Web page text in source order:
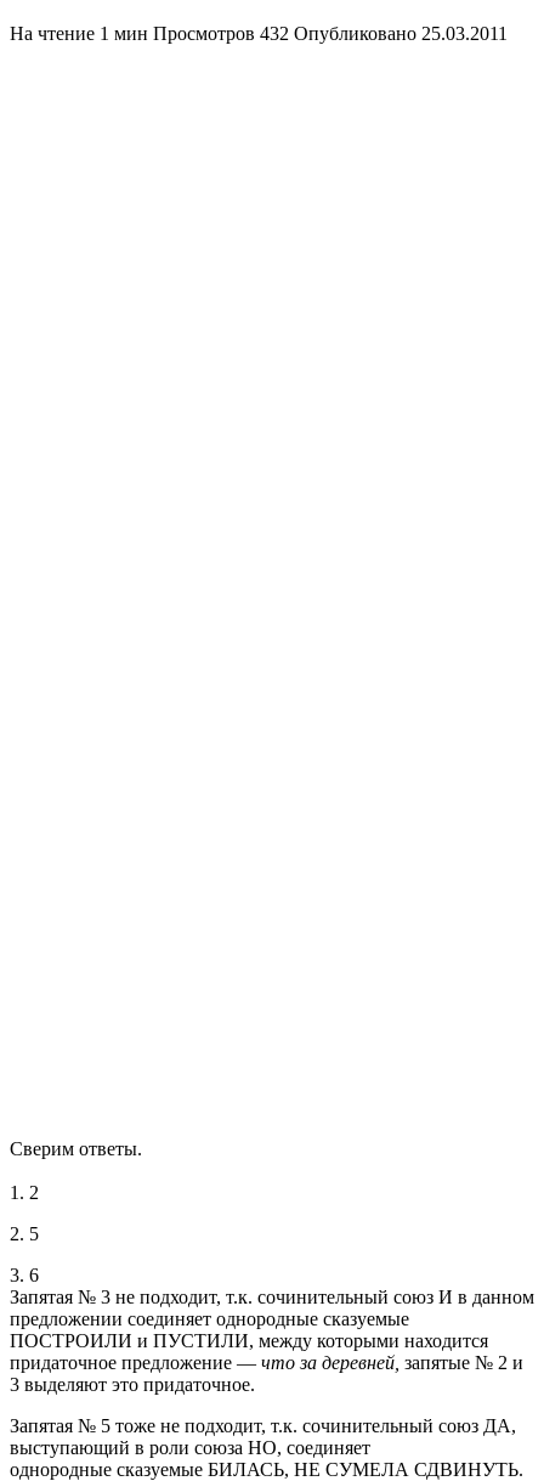
На чтение 1 мин Просмотров 432 Опубликовано 25.03.2011
Сверим ответы.
1. 2
2. 5
3. 6
Запятая № 3 не подходит, т.к. сочинительный союз И в данном
предложении соединяет однородные сказуемые
ПОСТРОИЛИ и ПУСТИЛИ, между которыми находится
придаточное предложение — что за деревней, запятые № 2 и
3 выделяют это придаточное.
Запятая № 5 тоже не подходит, т.к. сочинительный союз ДА,
выступающий в роли союза НО, соединяет
однородные сказуемые БИЛАСЬ, НЕ СУМЕЛА СДВИНУТЬ.